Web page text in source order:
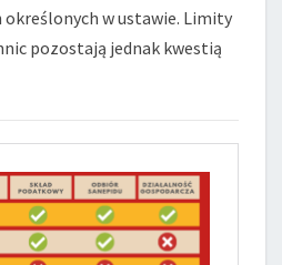
określonych w ustawie. Limity
pozostają jednak kwestią